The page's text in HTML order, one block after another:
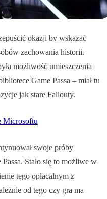
okazji by wskazać
zachowania historii.
możliwość umieszczenia
Game Passa – miał tu
jak stare Fallouty.
Microsoftu
swoje próby
Stało się to możliwe w
tego opłacalnym z
od tego czy gra ma